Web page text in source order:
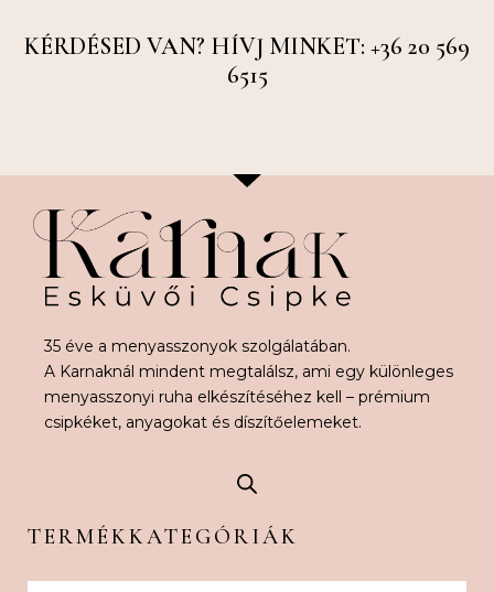
KÉRDÉSED VAN? HÍVJ MINKET: +36 20 569
6515
35 éve a menyasszonyok szolgálatában.
A Karnaknál mindent megtalálsz, ami egy különleges
menyasszonyi ruha elkészítéséhez kell – prémium
csipkéket, anyagokat és díszítőelemeket.
TERMÉKKATEGÓRIÁK